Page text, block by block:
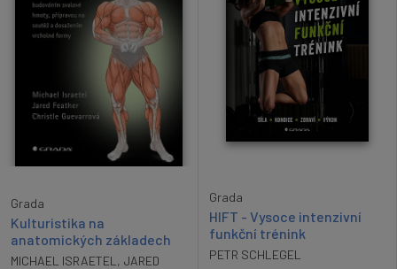
Grada
Kulturistika na
anatomických základech
MICHAEL ISRAETEL , JARED
Grada
HIFT - Vysoce intenzivní
funkční trénink
PETR SCHLEGEL